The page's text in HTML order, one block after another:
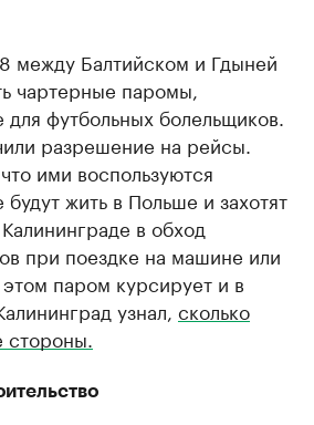
между Балтийском и Гдыней
чартерные паромы,
футбольных болельщиков.
разрешение на рейсы.
ими воспользуются
жить в Польше и захотят
в обход
при поездке на машине или
паром курсирует и в
узнал, сколько
стороны.